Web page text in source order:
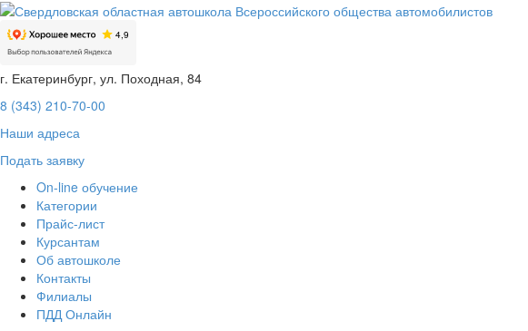
г. Екатеринбург, ул. Походная, 84
8 (343) 210-70-00
Наши адреса
Подать заявку
On-line обучение
Категории
Прайс-лист
Курсантам
Об автошколе
Контакты
Филиалы
ПДД Онлайн